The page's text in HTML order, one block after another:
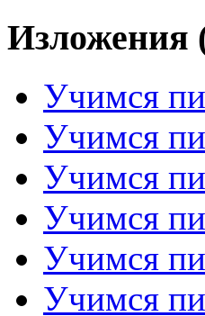
Изложения
Учимся
Учимся
Учимся
Учимся
Учимся
Учимся